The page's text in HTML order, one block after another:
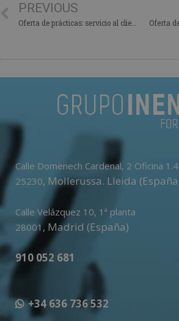
PREVIOUS
Oferta de prácticas: servicio al cliente Oferta
Calle Domenech Cardenal, 2 Oficina 1.4
25230, Mollerussa. Lleida
Calle Velázquez 10, 1ª planta
28001, Madrid (España)
910 052 681
+34 636 736 532